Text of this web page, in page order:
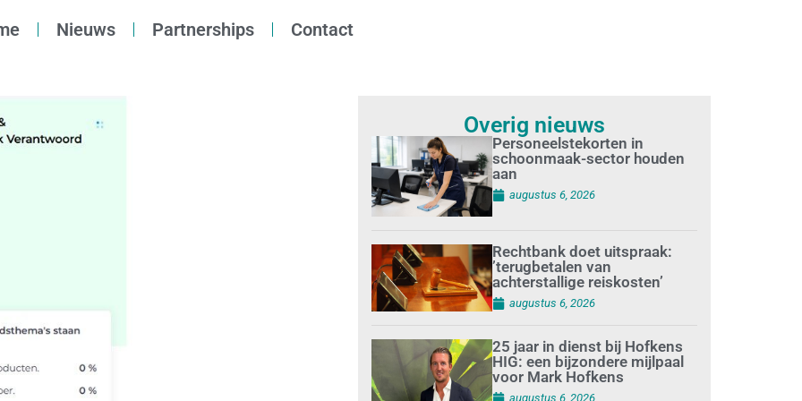
Nieuws Partnerships Contact
Overig nieuws
Personeelstekorten in
schoonmaak-sector houden
aan
augustus 6, 2026
Rechtbank doet uitspraak:
’terugbetalen van
achterstallige reiskosten’
augustus 6, 2026
25 jaar in dienst bij Hofkens
HIG: een bijzondere mijlpaal
voor Mark Hofkens
augustus 6, 2026